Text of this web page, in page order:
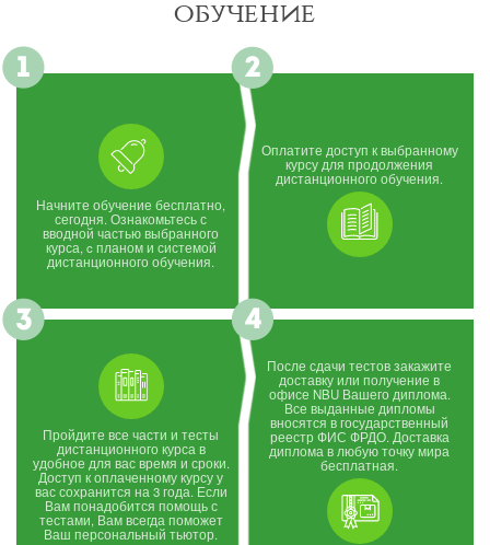
обучение
Начните обучение бесплатно,
сегодня. Ознакомьтесь с
вводной частью выбранного
курса, c планом и системой
дистанционного обучения.
Оплатите доступ к выбранному
курсу для продолжения
дистанционного обучения.
Пройдите все части и тесты
дистанционного курса в
удобное для вас время и сроки.
Доступ к оплаченному курсу у
вас сохранится на 3 года. Если
Вам понадобится помощь с
тестами, Вам всегда поможет
Ваш персональный тьютор.
После сдачи тестов закажите
доставку или получение в
офисе NBU Вашего диплома.
Все выданные дипломы
вносятся в государственный
реестр ФИС ФРДО. Доставка
диплома в любую точку мира
бесплатная.